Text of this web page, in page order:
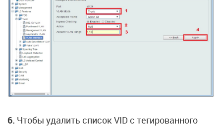
6. Чтобы удалить список VID с тегированного